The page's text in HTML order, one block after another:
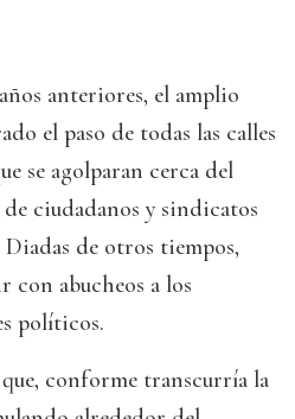
anteriores, el amplio
el paso de todas las calles
se agolparan cerca del
ciudadanos y sindicatos
de otros tiempos,
con abucheos a los
políticos.
conforme transcurría la